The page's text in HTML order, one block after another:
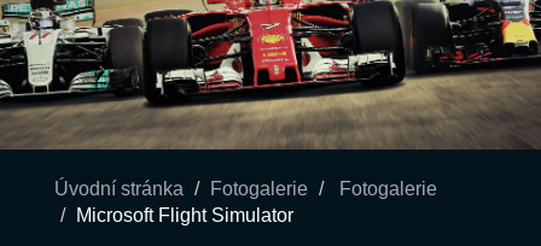
Úvodní stránka Fotogalerie
Fotogalerie
Microsoft Flight Simulator